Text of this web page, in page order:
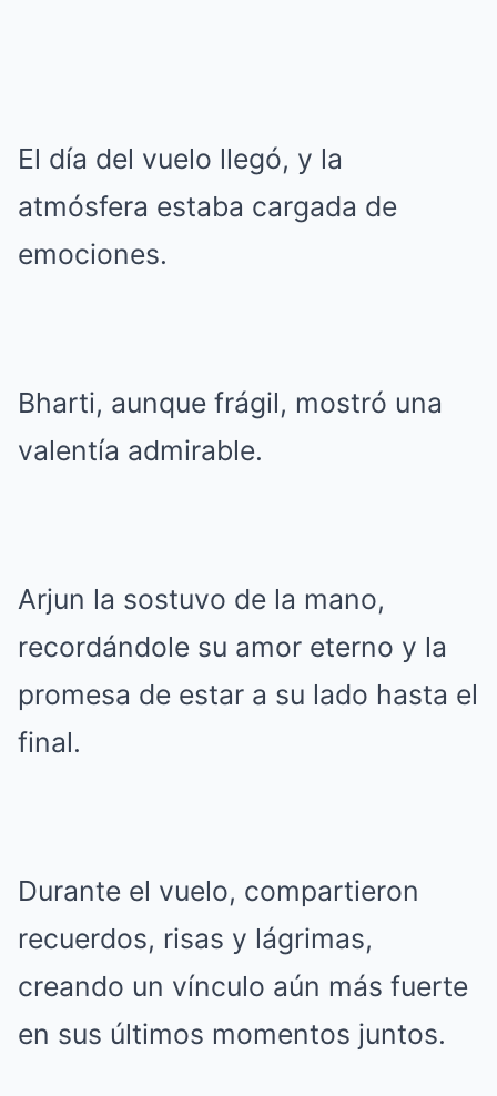
El día del vuelo llegó, y la
atmósfera estaba cargada de
emociones.
Bharti, aunque frágil, mostró una
valentía admirable.
Arjun la sostuvo de la mano,
recordándole su amor eterno y la
promesa de estar a su lado hasta el
final.
Durante el vuelo, compartieron
recuerdos, risas y lágrimas,
creando un vínculo aún más fuerte
en sus últimos momentos juntos.